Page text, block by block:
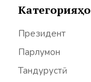
Категорияҳо
Президент
Парлумон
Тандурустӣ